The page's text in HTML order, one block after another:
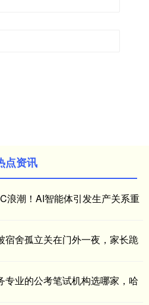
点资讯
浪潮！AI智能体引发生产关系重
宿舍孤立关在门外一夜，家长跪
专业的公考笔试机构选哪家，哈